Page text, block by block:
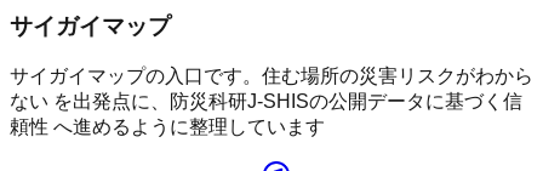
サイガイマップ
サイガイマップの入口です。住む場所の災害リスクがわから
ない を出発点に、防災科研J-SHISの公開データに基づく信
頼性 へ進めるように整理しています